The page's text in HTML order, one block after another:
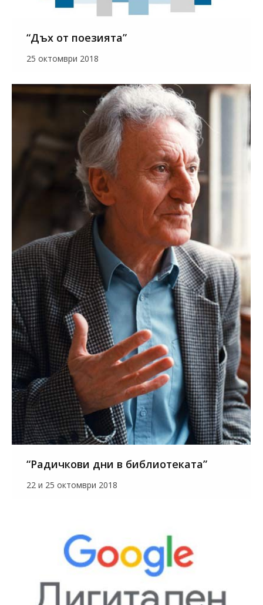
“Дъх от поезията”
25 октомври 2018
“Радичкови дни в библиотеката”
22 и 25 октомври 2018